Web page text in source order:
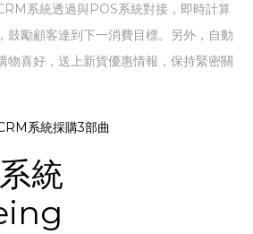
系統透過與POS系統對接，即時計算
鼓勵顧客達到下一消費目標。另外，自動
物喜好，送上新貨優惠情報，保持緊密關
系統採購3部曲
統